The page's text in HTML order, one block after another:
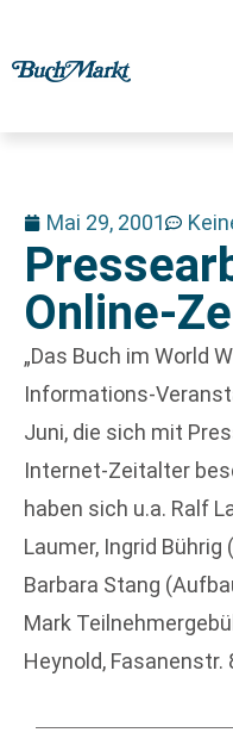
Mai 29, 2001
Online-
„Das Buch im World
Informations-
Juni, die sich mit
Internet-Zeitalter
haben sich u.a. Ralf
Laumer, Ingrid Bührig
Barbara Stang
Mark
Heynold, Fasanenstr.